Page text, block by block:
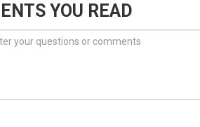
YOU READ